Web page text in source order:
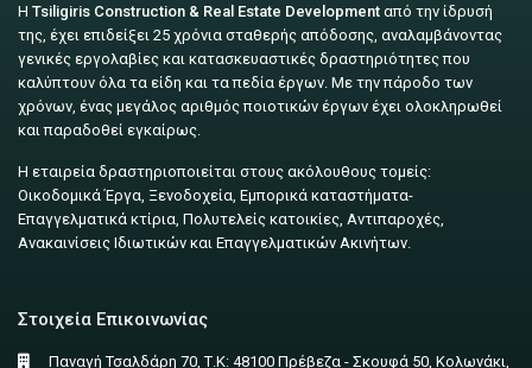
ΗTsiligiris Construction & Real Estate Development από την ίδρυσή
της, έχει επιδείξει 25 χρόνια σταθερής απόδοσης, αναλαμβάνοντας
γενικές εργολαβίες και κατασκευαστικές δραστηριότητες που
καλύπτουν όλα τα είδη και τα πεδία έργων. Με την πάροδο των
χρόνων, ένας μεγάλος αριθμός ποιοτικών έργων έχει ολοκληρωθεί
και παραδοθεί εγκαίρως.
Η εταιρεία δραστηριοποιείται στους ακόλουθους τομείς:
Οικοδομικά Έργα, Ξενοδοχεία, Εμπορικά καταστήματα-
Επαγγελματικά κτίρια, Πολυτελείς κατοικίες, Αντιπαροχές,
Ανακαινίσεις Ιδιωτικών και Επαγγελματικών Ακινήτων.
Στοιχεία Επικοινωνίας
Παναγή Τσαλδάρη 70, Τ.Κ: 48100 Πρέβεζα - Σκουφά 50, Κολωνάκι,